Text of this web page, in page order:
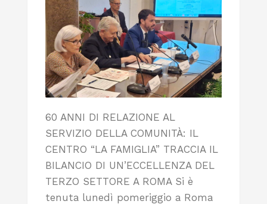
60 ANNI DI RELAZIONE AL
SERVIZIO DELLA COMUNITÀ: IL
CENTRO “LA FAMIGLIA” TRACCIA IL
BILANCIO DI UN’ECCELLENZA DEL
TERZO SETTORE A ROMA Si è
tenuta lunedì pomeriggio a Roma